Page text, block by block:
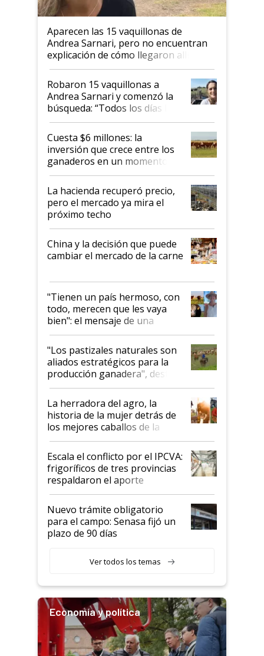
Aparecen las 15 vaquillonas de
Andrea Sarnari, pero no encuentran
explicación de cómo llegaron allí
Robaron 15 vaquillonas a
Andrea Sarnari y comenzó la
búsqueda: “Todos los días le
toca a algún productor”
Cuesta $6 millones: la
inversión que crece entre los
ganaderos en un momento
histórico para la actividad
La hacienda recuperó precio,
pero el mercado ya mira el
próximo techo
China y la decisión que puede
cambiar el mercado de la carne
"Tienen un país hermoso, con
todo, merecen que les vaya
bien": el mensaje de una
ganadera uruguaya sobre las
oportunidades que se abren
para el agro en Argentina, con
foco en la carne
"Los pastizales naturales son
aliados estratégicos para la
producción ganadera", destaca
la iniciativa que ya reúne a 46
establecimientos en Argentina
La herradora del agro, la
historia de la mujer detrás de
los mejores caballos de la
Argentina y los mitos que
todavía hacen sufrir a estos
animales: "Mientras me
descalificaban, yo seguí
haciendo currículum"
Escala el conflicto por el IPCVA:
frigoríficos de tres provincias
respaldaron el aporte
obligatorio
Nuevo trámite obligatorio
para el campo: Senasa fijó un
plazo de 90 días
Ver todos los temas
Economía y política